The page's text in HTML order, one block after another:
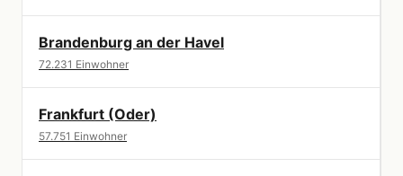
Brandenburg an der Havel
72.231 Einwohner
Frankfurt (Oder)
57.751 Einwohner